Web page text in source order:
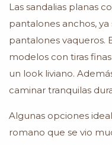
Las sandalias planas
pantalones anchos,
pantalones vaqueros.
modelos con tiras
un look liviano.
caminar tranquilas
Algunas opciones
romano que se vio